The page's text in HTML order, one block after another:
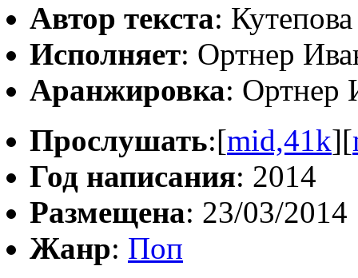
Автор текста:
Исполняет: Ортнер
Аранжировка: Ортнер
Прослушать:[mid,41k][
Год написания: 2014
Размещена: 23/03/2014
Жанр: Поп